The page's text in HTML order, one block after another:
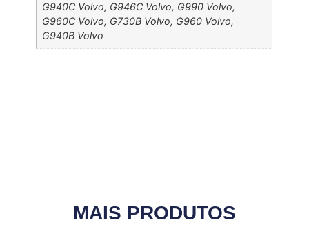
G940C Volvo, G946C Volvo, G990 Volvo,
G960C Volvo, G730B Volvo, G960 Volvo,
G940B Volvo
MAIS PRODUTOS